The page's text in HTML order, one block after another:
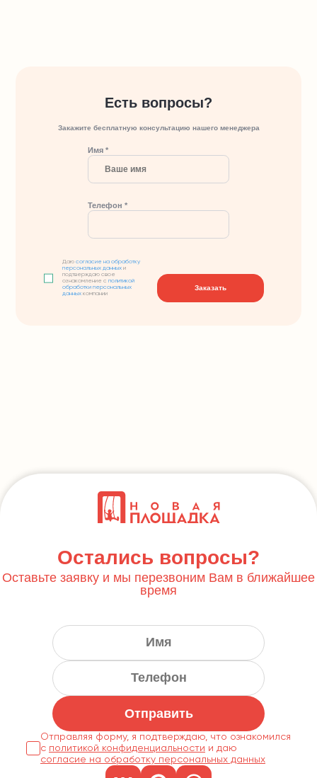
Есть вопросы?
Закажите бесплатную консультацию нашего менеджера
Имя *
Телефон *
Даюсогласие на обработку
персональных данных и
подтверждаю свое
ознакомление сполитикой
обработки персональных
данных компании
Заказать
Остались вопросы?
Оставьте заявку и мы перезвоним Вам в ближайшее
время
Отправить
Отправляя форму, я подтверждаю, что ознакомился
с политикой конфиденциальности
согласие на обработку персональных данных